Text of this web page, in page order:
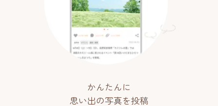
かんたんに
思い出の写真を投稿